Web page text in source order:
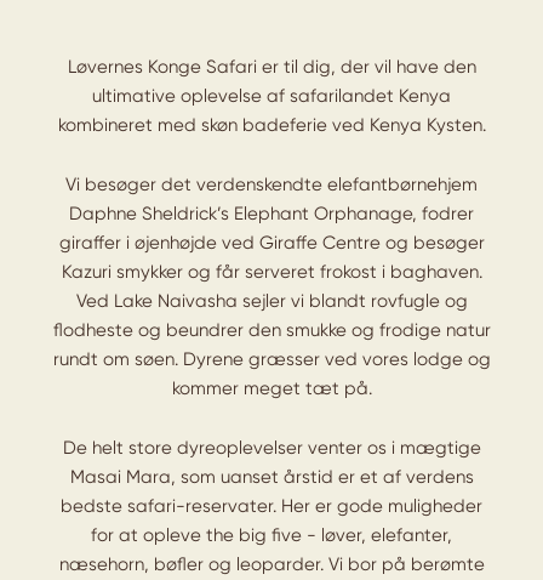
Løvernes Konge Safari er til dig, der vil have den
ultimative oplevelse af safarilandet Kenya
kombineret med skøn badeferie ved Kenya Kysten.
Vi besøger det verdenskendte elefantbørnehjem
Daphne Sheldrick’s Elephant Orphanage, fodrer
giraffer i øjenhøjde ved Giraffe Centre og besøger
Kazuri smykker og får serveret frokost i baghaven.
Ved Lake Naivasha sejler vi blandt rovfugle og
flodheste og beundrer den smukke og frodige natur
rundt om søen. Dyrene græsser ved vores lodge og
kommer meget tæt på.
De helt store dyreoplevelser venter os i mægtige
Masai Mara, som uanset årstid er et af verdens
bedste safari-reservater. Her er gode muligheder
for at opleve the big five - løver, elefanter,
næsehorn, bøfler og leoparder. Vi bor på berømte